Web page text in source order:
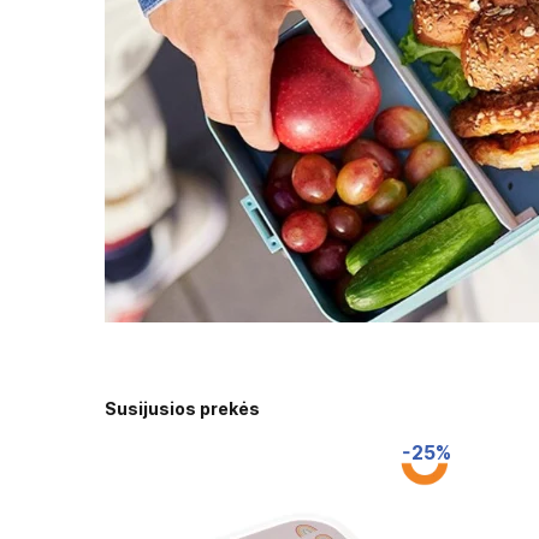
Susijusios prekės
-25%